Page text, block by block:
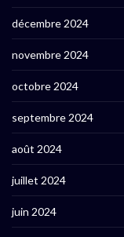
décembre 2024
novembre 2024
octobre 2024
septembre 2024
août 2024
juillet 2024
juin 2024